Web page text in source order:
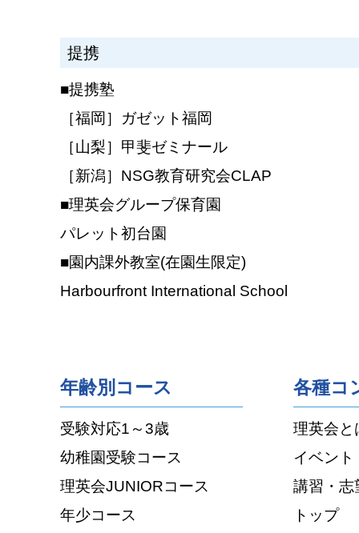
提携
■提携塾
［福岡］ガゼット福岡
［山梨］甲斐ゼミナール
［新潟］NSG教育研究会CLAP
■理英会グループ保育園
パレット初台園
■園内課外教室(在園生限定)
Harbourfront International School
年齢別コース
受験対応1～3歳
幼稚園受験コース
理英会JUNIORコース
年少コース
各種コ
理英会と
イベント
講習・志
トップ